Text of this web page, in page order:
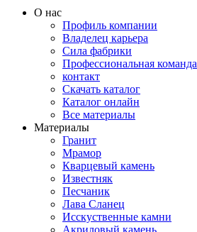
О нас
Профиль компании
Владелец карьера
Сила фабрики
Профессиональная команда
контакт
Скачать каталог
Каталог онлайн
Все материалы
Материалы
Гранит
Мрамор
Кварцевый камень
Известняк
Песчаник
Лава Сланец
Исскуственные камни
Акриловый камень